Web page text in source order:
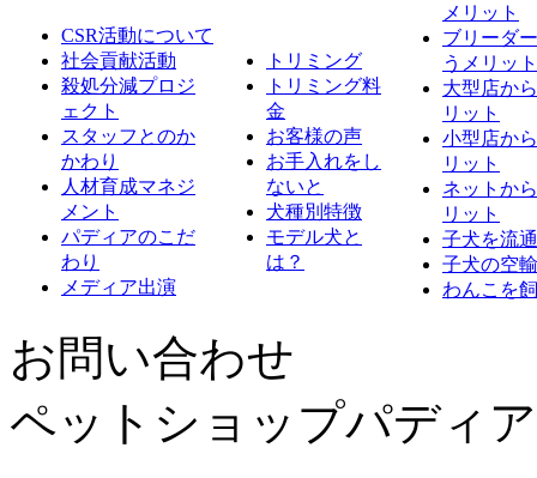
メリット
ブリーダ
うメリット
大型店か
リット
小型店か
リット
ネットか
リット
子犬を流
子犬の空
わんこを
CSR活動について
社会貢献活動
殺処分減プロジ
ェクト
スタッフとのか
かわり
人材育成マネジ
メント
パディアのこだ
わり
メディア出演
トリミング
トリミング料
金
お客様の声
お手入れをし
ないと
犬種別特徴
モデル犬と
は？
お問い合わせ
ペットショップパディア